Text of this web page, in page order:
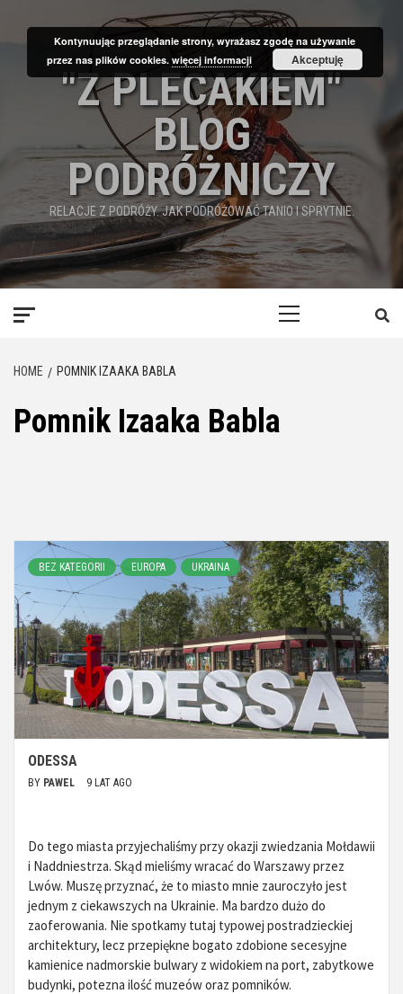
"Z PLECAKIEM"
BLOG
PODRÓŻNICZY
RELACJE Z PODRÓŻY. JAK PODRÓŻOWAĆ TANIO I SPRYTNIE.
HOME POMNIK IZAAKA BABLA
Pomnik Izaaka Babla
BEZ KATEGORII EUROPA UKRAINA
ODESSA
BY PAWEL 9 LAT AGO
Do tego miasta przyjechaliśmy przy okazji zwiedzania Mołdawii
i Naddniestrza. Skąd mieliśmy wracać do Warszawy przez
Lwów. Muszę przyznać, że to miasto mnie zauroczyło jest
jednym z ciekawszych na Ukrainie. Ma bardzo dużo do
zaoferowania. Nie spotkamy tutaj typowej postradzieckiej
architektury, lecz przepiękne bogato zdobione secesyjne
kamienice nadmorskie bulwary z widokiem na port, zabytkowe
budynki, potezna ilość muzeów oraz pomników.
Kontynuując przeglądanie strony, wyrażasz zgodę na używanie
przez nas plików cookies.więcej informacji Akceptuję